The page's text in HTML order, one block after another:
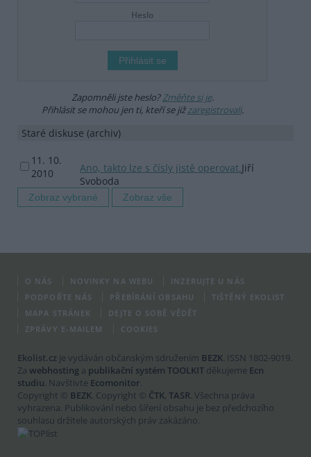
Heslo
Zapomněli jste heslo?Změňte si je.
Přihlásit se mohou jen ti, kteří se jižzaregistrovali.
Staré diskuse (archiv)
11. 10.
2010
Ano, takto lze s čísly jistě operovat.Jiří
Svoboda
O NÁS NOVINKY NA WEBU
INZERUJTE U NÁS
PODPOŘTE NÁS
PŘEBÍRÁNÍ OBSAHU
TIŠTĚNÝ EKOLIST
MAPA STRÁNEK
DEJTE O SOBĚ VĚDĚT
ZPRÁVY E-MAILEM
COOKIES
Ekolist.cz je vydáván občanským sdružením BEZK. ISSN 1802-9019.
Za webhosting a publikační systém TOOLKIT děkujeme Ecn
studiu. Navštivte Ecomonitor.
Copyright © BEZK. Copyright © ČTK, TASR. Všechna práva
vyhrazena. Publikování nebo šíření obsahu je bez předchozího
souhlasu držitele autorských práv zakázáno.